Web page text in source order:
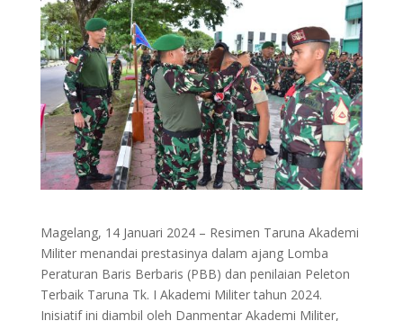
Magelang, 14 Januari 2024 – Resimen Taruna Akademi
Militer menandai prestasinya dalam ajang Lomba
Peraturan Baris Berbaris (PBB) dan penilaian Peleton
Terbaik Taruna Tk. I Akademi Militer tahun 2024.
Inisiatif ini diambil oleh Danmentar Akademi Militer,